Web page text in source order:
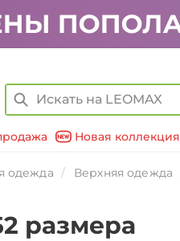
Новая коллекция
одежда Верхняя одежда
размера